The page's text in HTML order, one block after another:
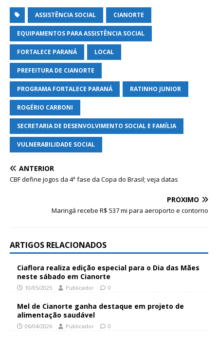
ASSISTÊNCIA SOCIAL CIANORTE
EQUIPAMENTOS PARA ASSISTÊNCIA SOCIAL
FORTALECE PARANÁ LOCAL
PREFEITURA DE CIANORTE
PROGRAMA FORTALECE PARANÁ RATINHO JUNIOR
ROGÉRIO CARBONI
SECRETARIA DE DESENVOLVIMENTO SOCIAL E FAMÍLIA
VULNERABILIDADE SOCIAL
ANTERIOR
CBF define jogos da 4ª fase da Copa do Brasil; veja datas
PRÓXIMO
Maringá recebe R$ 537 mi para aeroporto e contorno
ARTIGOS RELACIONADOS
Ciaflora realiza edição especial para o Dia das Mães
neste sábado em Cianorte
10/05/2025 Publicador 0
Mel de Cianorte ganha destaque em projeto de
alimentação saudável
06/04/2026 Publicador 0